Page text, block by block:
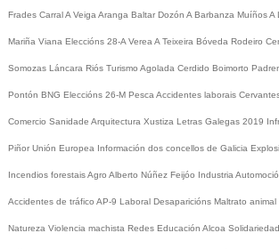
Frades CarralA Veiga Aranga Baltar Dozón A Barbanza MuíñosA
Mariña Viana Eleccións 28-A Verea A Teixeira Bóveda Rodeiro
Somozas Láncara Riós Turismo Agolada Cerdido Boimorto
Pontón BNG Eleccións 26-M Pesca Accidentes laborais
Comercio Sanidade Arquitectura Xustiza Letras Galegas 2019
Piñor Unión Europea Información dos concellos de Galicia
Incendios forestaisAgro Alberto Núñez Feijóo Industria
Accidentes de tráfico AP-9 Laboral Desaparicións Maltrato animal
Natureza Violencia machista Redes Educación Alcoa